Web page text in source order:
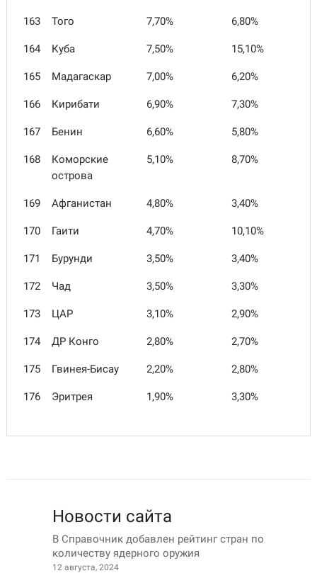
163 Того 7,70% 6,80%
164 Куба 7,50% 15,10%
165 Мадагаскар 7,00% 6,20%
166 Кирибати 6,90% 7,30%
167 Бенин 6,60% 5,80%
168
Коморские
острова
5,10% 8,70%
169 Афганистан 4,80% 3,40%
170 Гаити 4,70% 10,10%
171 Бурунди 3,50% 3,40%
172 Чад 3,50% 3,30%
173 ЦАР 3,10% 2,90%
174 ДР Конго 2,80% 2,70%
175 Гвинея-Бисау 2,20% 2,80%
176 Эритрея 1,90% 3,30%
Новости сайта
В Справочник добавлен рейтинг стран по
количеству ядерного оружия
12 августа, 2024